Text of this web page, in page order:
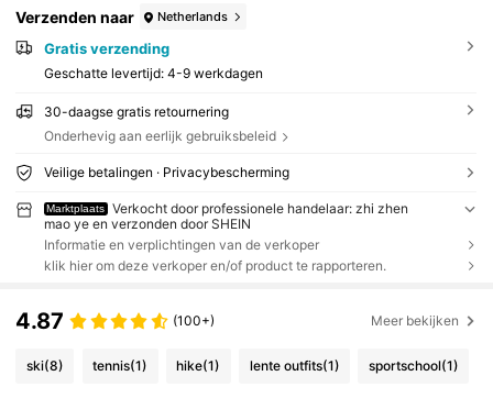
Verzenden naar Netherlands
Gratis verzending
Geschatte levertijd: 4-9 werkdagen
30-daagse gratis retournering
Onderhevig aan eerlijk gebruiksbeleid
Veilige betalingen · Privacybescherming
Marktplaats
Verkocht door professionele handelaar: zhi zhen
mao ye en verzonden door SHEIN
Informatie en verplichtingen van de verkoper
klik hier om deze verkoper en/of product te rapporteren.
4.87 (100+) Meer bekijken
ski(8) tennis(1) hike(1) lente outfits(1) sportschool(1)